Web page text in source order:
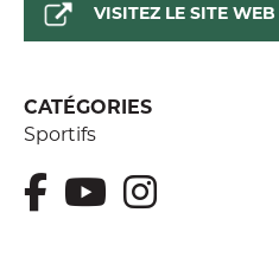
VISITEZ LE SITE WEB
CATÉGORIES
Sportifs